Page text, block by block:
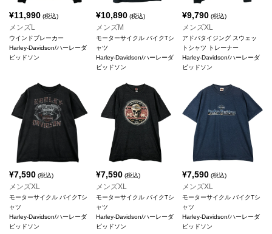
¥11,990 (税込)
メンズL
ウインドブレーカー
Harley-Davidson/ハーレーダ
ビッドソン
¥10,890(税込)
メンズM
モーターサイクル バイクTシ
ャツ
Harley-Davidson/ハーレーダ
ビッドソン
¥9,790 (税込)
メンズXL
アドバタイジング スウェッ
トシャツ トレーナー
Harley-Davidson/ハーレーダ
ビッドソン
¥7,590 (税込)
メンズXL
モーターサイクル バイクTシ
ャツ
Harley-Davidson/ハーレーダ
ビッドソン
¥7,590(税込)
メンズXL
モーターサイクル バイクTシ
ャツ
Harley-Davidson/ハーレーダ
ビッドソン
¥7,590 (税込)
メンズXL
モーターサイクル バイクTシ
ャツ
Harley-Davidson/ハーレーダ
ビッドソン